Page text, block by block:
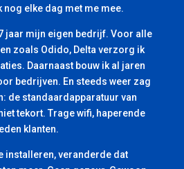
nog elke dag met me mee.
jaar mijn eigen bedrijf. Voor alle
zoals Odido, Delta verzorg ik
Daarnaast bouw ik al jaren
bedrijven. En steeds weer zag
de standaardapparatuur van
tekort. Trage wifi, haperende
klanten.
installeren, veranderde dat